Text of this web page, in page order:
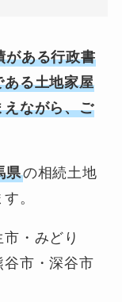
がある行政書
ある土地家屋
えながら、ご
県の相続土地
。
・みどり
市・深谷市